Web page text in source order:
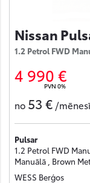
Nissan
1.2 Petrol FWD
4 990 €
PVN 0%
no 53 € /mēnesī
Pulsar
1.2 Petrol FWD
Manuālā , Brown
WESS Berģos